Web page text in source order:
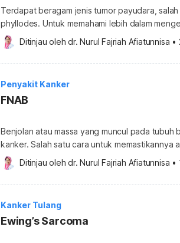
Terdapat beragam jenis tumor payudara,
phyllodes. Untuk memahami lebih dalam
payudara, simak penjelasan lengkapnya di
Tumor phyllodes atau tumor filodes adalah
tumbuh pada jaringan ikat payudara (mesenkim). Penyakit ini tergolong
Ditinjau oleh dr. Nurul Fajriah Afiatunnisa •
Penyakit Kanker
FNAB
Benjolan atau massa yang muncul pada tubuh
kanker. Salah satu cara untuk memastikannya
disebut fine needle aspiration biopsy atau
needle aspiration biopsy? Adakah hal khusus
Temukan jawabannya melalui uraian berikut. Apa itu fine needle aspiration
Ditinjau oleh dr. Nurul Fajriah Afiatunnisa •
Kanker Tulang
Ewing’s Sarcoma